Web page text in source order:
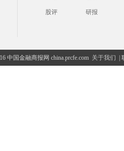
股评 研报
中国金融商报网 china.prcfe.com 关于我们 |